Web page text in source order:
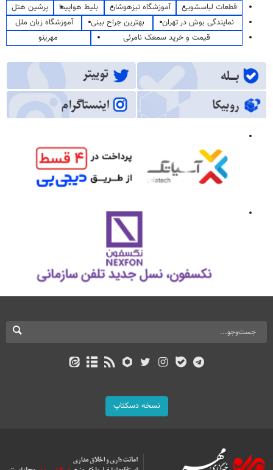
قطعات لباسشویی
آموزشگاه تیزهوشان بلیط هواپیما
پرشین هتل
نمایندگی بوش در تهران
بهترین جراح بینی
آموزشگاه زبان ملل
قیمت و خرید سمعک نامرئی
مهرینو
نسخه دسکتاپ